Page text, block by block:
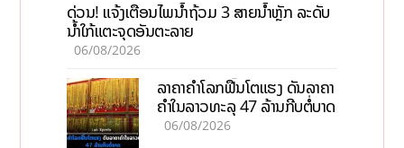
ດ່ວນ! ແຈ້ງເຕືອນໄພນໍ້າຖ້ວມ 3 ສາຍນໍ້າຫຼັກ ລະດັບ
ນໍ້າໃກ້ແຕະຈຸດອັນຕະລາຍ
06/08/2026
ລາຄາຄຳໂລກຟື້ນໂຕແຮງ ດັນລາຄາ
ຄຳໃນລາວທະລຸ 47 ລ້ານກີບຕໍ່ບາດ
06/08/2026